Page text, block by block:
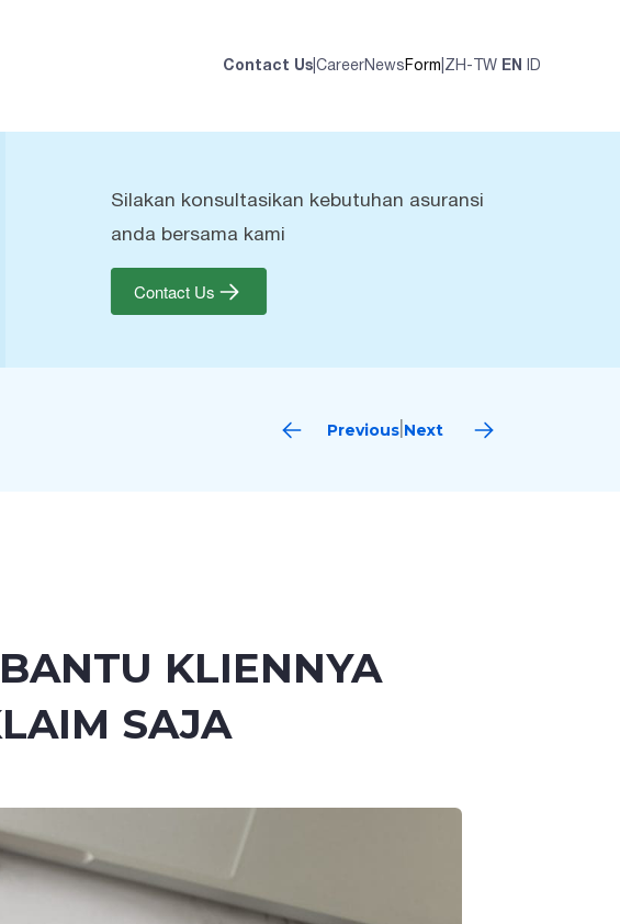
Contact Us CareerNews Form ZH-TW EN ID
Silakan konsultasikan kebutuhan asuransi
anda bersama kami
Contact Us
Previous Next
KLIENNYA
SAJA